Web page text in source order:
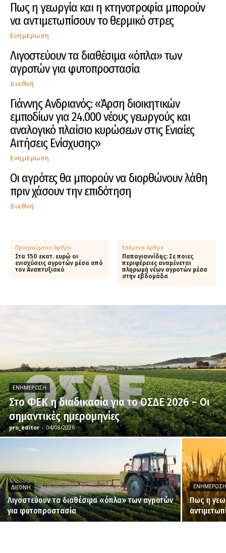
Πως η γεωργία και η κτηνοτροφία μπορούν
να αντιμετωπίσουν το θερμικό στρες
Ενημέρωση
Λιγοστεύουν τα διαθέσιμα «όπλα» των
αγροτών για φυτοπροστασία
Διεθνή
Γιάννης Ανδριανός: «Άρση διοικητικών
εμποδίων για 24.000 νέους γεωργούς και
αναλογικό πλαίσιο κυρώσεων στις Ενιαίες
Αιτήσεις Ενίσχυσης»
Ενημέρωση
Οι αγρότες θα μπορούν να διορθώνουν λάθη
πριν χάσουν την επιδότηση
Διεθνή
Προηγούμενο άρθρο
Στα 150 εκατ. ευρώ οι
ενισχύσεις αγροτών μέσα από
τον Αναπτυξιακό
Επόμενο άρθρο
Παπαγιαννίδης: Σε ποιες
περιφέρειες αναμένεται
πληρωμή νέων αγροτών μέσα
στην εβδομάδα
ΕΝΗΜΈΡΩΣΗ
Στο ΦΕΚ η διαδικασία για το ΟΣΔΕ 2026 – Οι
σημαντικές ημερομηνίες
pro_editor - 04/08/2026
ΔΙΕΘΝΉ
Λιγοστεύουν τα διαθέσιμα «όπλα» των αγροτών
για φυτοπροστασία
Πως η